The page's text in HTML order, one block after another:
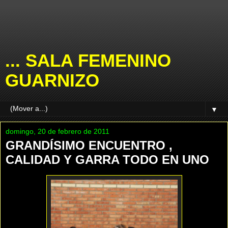
... SALA FEMENINO
GUARNIZO
▼
domingo, 20 de febrero de 2011
GRANDÍSIMO ENCUENTRO ,
CALIDAD Y GARRA TODO EN UNO